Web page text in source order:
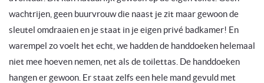
wachtrijen, geen buurvrouw die naast je zit maar gewoon de
sleutel omdraaien en je staat in je eigen privé badkamer! En
warempel zo voelt het echt, we hadden de handdoeken helemaal
niet mee hoeven nemen, net als de toilettas. De handdoeken
hangen er gewoon. Er staat zelfs een hele mand gevuld met